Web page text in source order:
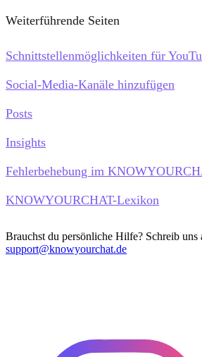
Weiterführende Seiten
Schnittstellenmöglichkeiten für
Social-Media-Kanäle hinzufügen
Posts
Insights
Fehlerbehebung im
KNOWYOURCHAT-Lexikon
Brauchst du persönliche Hilfe? Schreib uns
support@knowyourchat.de